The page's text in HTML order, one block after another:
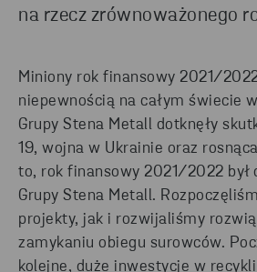
na rzecz zrównoważonego
Miniony rok finansowy 2021/
niepewnością na całym świecie
Grupy Stena Metall dotknęły
19, wojna w Ukrainie oraz
to, rok finansowy 2021/2022 był
Grupy Stena Metall.
projekty, jak i rozwijaliśmy
zamykaniu obiegu surowców.
kolejne, duże inwestycje w